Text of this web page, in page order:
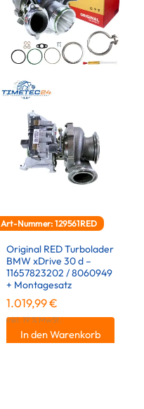
Art-Nummer: 129561RED
Original RED Turbolader
BMW xDrive 30 d –
11657823202 / 8060949
+ Montagesatz
1.019,99€
inkl. 19 % MwSt.
In den Warenkorb